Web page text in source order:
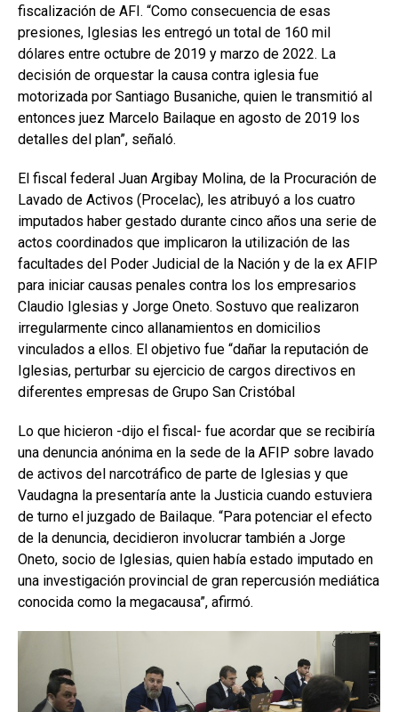
fiscalización de AFI. “Como consecuencia de esas
presiones, Iglesias les entregó un total de 160 mil
dólares entre octubre de 2019 y marzo de 2022. La
decisión de orquestar la causa contra iglesia fue
motorizada por Santiago Busaniche, quien le transmitió al
entonces juez Marcelo Bailaque en agosto de 2019 los
detalles del plan”, señaló.
El fiscal federal Juan Argibay Molina, de la Procuración de
Lavado de Activos (Procelac), les atribuyó a los cuatro
imputados haber gestado durante cinco años una serie de
actos coordinados que implicaron la utilización de las
facultades del Poder Judicial de la Nación y de la ex AFIP
para iniciar causas penales contra los los empresarios
Claudio Iglesias y Jorge Oneto. Sostuvo que realizaron
irregularmente cinco allanamientos en domicilios
vinculados a ellos. El objetivo fue “dañar la reputación de
Iglesias, perturbar su ejercicio de cargos directivos en
diferentes empresas de Grupo San Cristóbal
Lo que hicieron -dijo el fiscal- fue acordar que se recibiría
una denuncia anónima en la sede de la AFIP sobre lavado
de activos del narcotráfico de parte de Iglesias y que
Vaudagna la presentaría ante la Justicia cuando estuviera
de turno el juzgado de Bailaque. “Para potenciar el efecto
de la denuncia, decidieron involucrar también a Jorge
Oneto, socio de Iglesias, quien había estado imputado en
una investigación provincial de gran repercusión mediática
conocida como la megacausa”, afirmó.